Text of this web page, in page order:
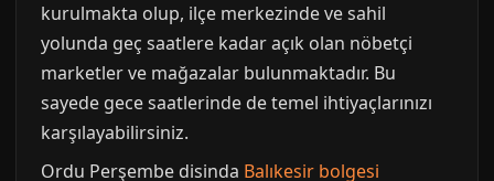
kurulmakta olup, ilçe merkezinde ve sahil
yolunda geç saatlere kadar açık olan nöbetçi
marketler ve mağazalar bulunmaktadır. Bu
sayede gece saatlerinde de temel ihtiyaçlarınızı
karşılayabilirsiniz.
Ordu Perşembe disinda Balıkesir bolgesi